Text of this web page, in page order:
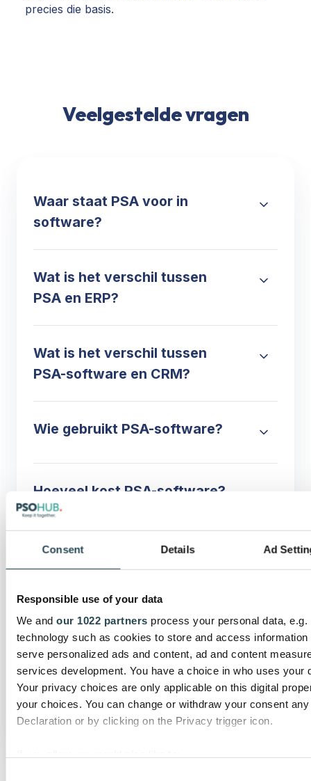
Consent Details Ad
Responsible use of your data
We and our 1022 partners process your personal data,
technology such as cookies to store and access
serve personalized ads and content, ad and content
services development. You have a choice in who uses your
Your privacy choices are only applicable on this digital
your choices. You can change or withdraw your consent
Declaration or by clicking on the Privacy trigger icon.
precies die basis.
Veelgestelde vragen
Waar staat PSA voor in
software?
Wat is het verschil tussen
PSA en ERP?
Wat is het verschil tussen
PSA-software en CRM?
Wie gebruikt PSA-software?
Hoeveel kost PSA-software?
Wanneer heeft een
professionele dienstverlener
PSA-software nodig?
Wat is de beste PSA-
software voor HubSpot-
gebruikers?